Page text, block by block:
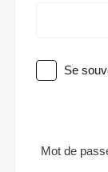
Se
Mot de